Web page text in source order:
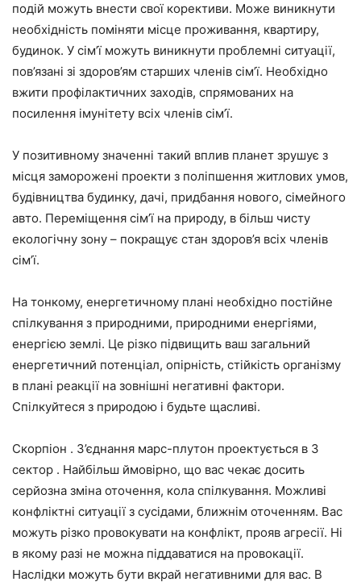
подій можуть внести свої корективи. Може виникнути
необхідність поміняти місце проживання, квартиру,
будинок. У сім’ї можуть виникнути проблемні ситуації,
пов’язані зі здоров’ям старших членів сім’ї. Необхідно
вжити профілактичних заходів, спрямованих на
посилення імунітету всіх членів сім’ї.
У позитивному значенні такий вплив планет зрушує з
місця заморожені проекти з поліпшення житлових умов,
будівництва будинку, дачі, придбання нового, сімейного
авто. Переміщення сім’ї на природу, в більш чисту
екологічну зону – покращує стан здоров’я всіх членів
сім’ї.
На тонкому, енергетичному плані необхідно постійне
спілкування з природними, природними енергіями,
енергією землі. Це різко підвищить ваш загальний
енергетичний потенціал, опірність, стійкість організму
в плані реакції на зовнішні негативні фактори.
Спілкуйтеся з природою і будьте щасливі.
Скорпіон . З’єднання марс-плутон проектується в 3
сектор . Найбільш ймовірно, що вас чекає досить
серйозна зміна оточення, кола спілкування. Можливі
конфліктні ситуації з сусідами, ближнім оточенням. Вас
можуть різко провокувати на конфлікт, прояв агресії. Ні
в якому разі не можна піддаватися на провокації.
Наслідки можуть бути вкрай негативними для вас. В